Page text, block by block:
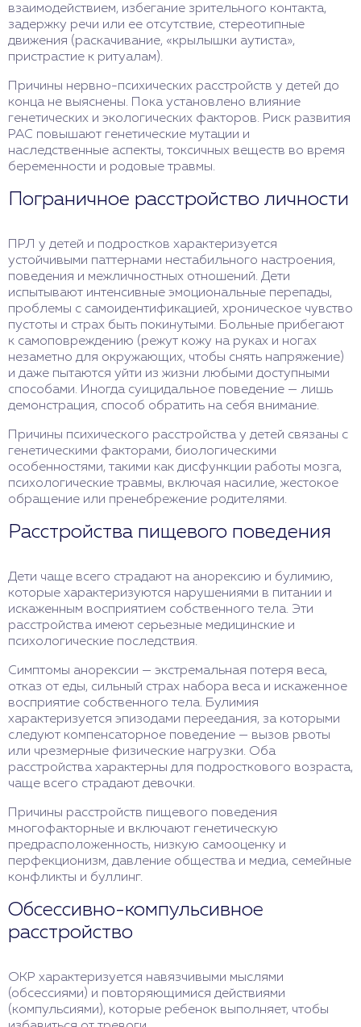
взаимодействием, избегание зрительного контакта,
задержку речи или ее отсутствие, стереотипные
движения (раскачивание, «крылышки аутиста»,
пристрастие к ритуалам).
Причины нервно-психических расстройств у детей до
конца не выяснены. Пока установлено влияние
генетических и экологических факторов. Риск развития
РАС повышают генетические мутации и
наследственные аспекты, токсичных веществ во время
беременности и родовые травмы.
Пограничное расстройство личности
ПРЛ у детей и подростков характеризуется
устойчивыми паттернами нестабильного настроения,
поведения и межличностных отношений. Дети
испытывают интенсивные эмоциональные перепады,
проблемы с самоидентификацией, хроническое чувство
пустоты и страх быть покинутыми. Больные прибегают
к самоповреждению (режут кожу на руках и ногах
незаметно для окружающих, чтобы снять напряжение)
и даже пытаются уйти из жизни любыми доступными
способами. Иногда суицидальное поведение — лишь
демонстрация, способ обратить на себя внимание.
Причины психического расстройства у детей связаны с
генетическими факторами, биологическими
особенностями, такими как дисфункции работы мозга,
психологические травмы, включая насилие, жестокое
обращение или пренебрежение родителями.
Расстройства пищевого поведения
Дети чаще всего страдают на анорексию и булимию,
которые характеризуются нарушениями в питании и
искаженным восприятием собственного тела. Эти
расстройства имеют серьезные медицинские и
психологические последствия.
Симптомы анорексии — экстремальная потеря веса,
отказ от еды, сильный страх набора веса и искаженное
восприятие собственного тела. Булимия
характеризуется эпизодами переедания, за которыми
следуют компенсаторное поведение — вызов рвоты
или чрезмерные физические нагрузки. Оба
расстройства характерны для подросткового возраста,
чаще всего страдают девочки.
Причины расстройств пищевого поведения
многофакторные и включают генетическую
предрасположенность, низкую самооценку и
перфекционизм, давление общества и медиа, семейные
конфликты и буллинг.
Обсессивно-компульсивное
расстройство
ОКР характеризуется навязчивыми мыслями
(обсессиями) и повторяющимися действиями
(компульсиями), которые ребенок выполняет, чтобы